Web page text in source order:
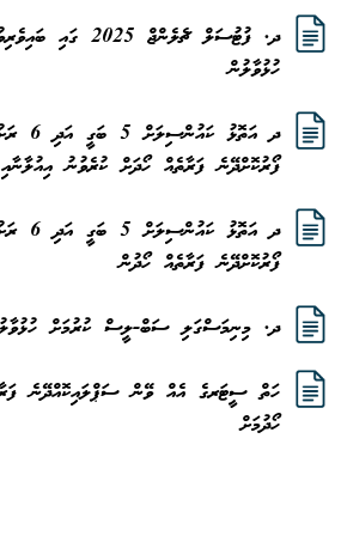
ދ. ފުޓުސަލް ޗެލެންޖް 2025
ހުޅުވާލުން
ދ އަތޮޅު
ފޯރުކޮށްދޭނެ ފަރާތެއް ހޯދަށް ކުރެވުނު
ދ އަތޮޅު
ފޯރުކޮށްދޭނެ ފަރާތެއް ހޯދުން
ދ. މިނިމަސްގަލި ސަބް-ލީސް ކުރުމަށް
ހަތް ސީޓަރގެ އެއް ވޭން ސަޕްލައިކޮއްދޭނެ
ހޯދުމަށް